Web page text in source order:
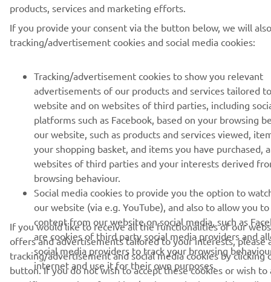
products, services and marketing efforts.
If you provide your consent via the button below, we will
tracking/advertisement cookies and social media cookies:
Tracking/advertisement cookies to show you relevant
advertisements of our products and services tailored
website and on websites of third parties, including
platforms such as Facebook, based on your browsing
our website, such as products and services viewed,
your shopping basket, and items you have purchased,
websites of third parties and your interests derived
browsing behaviour.
Social media cookies to provide you the option to
our website (via e.g. YouTube), and also to allow you
content from our website on social media, such as
are cookies of third party social media providers and
social media providers to track your browsing
internet and use it for their own purposes.
If you would like to receive all the functionalities of our
offers and advertisements tailored to your interests, please
tracking/advertisement and social media cookies by clicking
button. If you do not wish to accept these cookies or wish to